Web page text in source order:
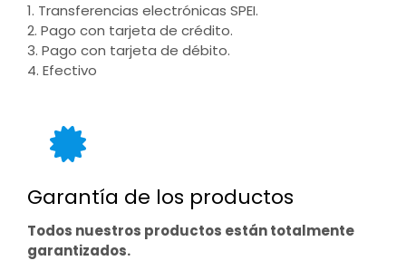
1. Transferencias electrónicas SPEI.
2. Pago con tarjeta de crédito.
3. Pago con tarjeta de débito.
4. Efectivo
Garantía de los productos
Todos nuestros productos están totalmente
garantizados.